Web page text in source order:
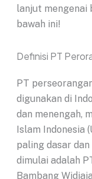
lanjut mengenai
bawah ini!
Definisi PT
PT
digunakan di
dan menengah,
Islam Indonesia
paling dasar
dimulai adalah
Bambang